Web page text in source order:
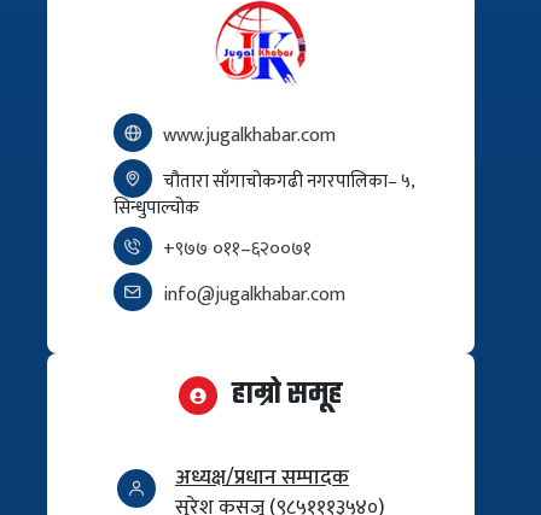
www.jugalkhabar.com
चौतारा साँगाचोकगढी नगरपालिका– ५,
सिन्धुपाल्चोक
+९७७ ०११–६२००७१
info@jugalkhabar.com
हाम्रो समूह
अध्यक्ष/प्रधान सम्पादक
सुरेश कसजू (९८५१११३५४०)